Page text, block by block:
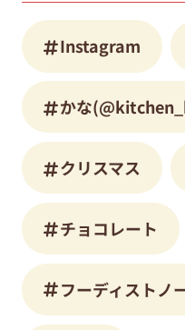
Instagram
かな
クリスマス
チョコレート
フーディストノ